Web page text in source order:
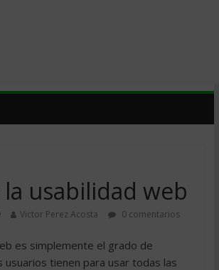
la usabilidad web
Victor Perez Acosta 0 comentarios
es simplemente el grado de
usuarios tienen para usar todas las